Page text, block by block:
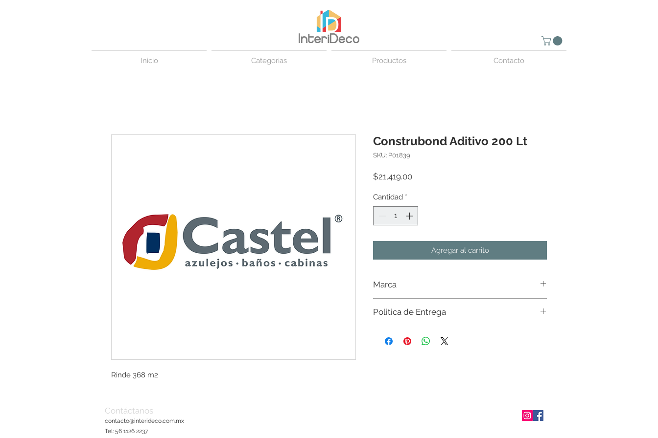
Inicio Categorias Productos Contacto
Rinde 368 m2
Construbond Aditivo 200 Lt
SKU: P01839
$21,419.00Precio
Cantidad *
Agregar al carrito
Marca
Politica de Entrega
existencias del material con nuestros ejecutivos. Env�o a
Contáctanos
contacto@interideco.com.mx
Tel: 56 1126 2237